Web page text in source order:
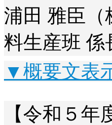
浦田 雅臣
料生産班 係
▼概要文表
【令和５